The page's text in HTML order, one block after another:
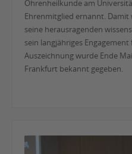
Ohrenheilkunde am
Ehrenmitglied ernannt. Damit
seine herausragenden
sein langjähriges
Auszeichnung wurde Ende
Frankfurt bekannt gegeben.